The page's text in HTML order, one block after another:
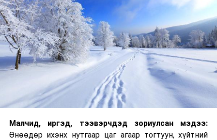
Малчид, иргэд, тээвэрчдэд зориулсан мэдээ:
Өнөөдөр ихэнх нутгаар цаг агаар тогтуун, хүйтний